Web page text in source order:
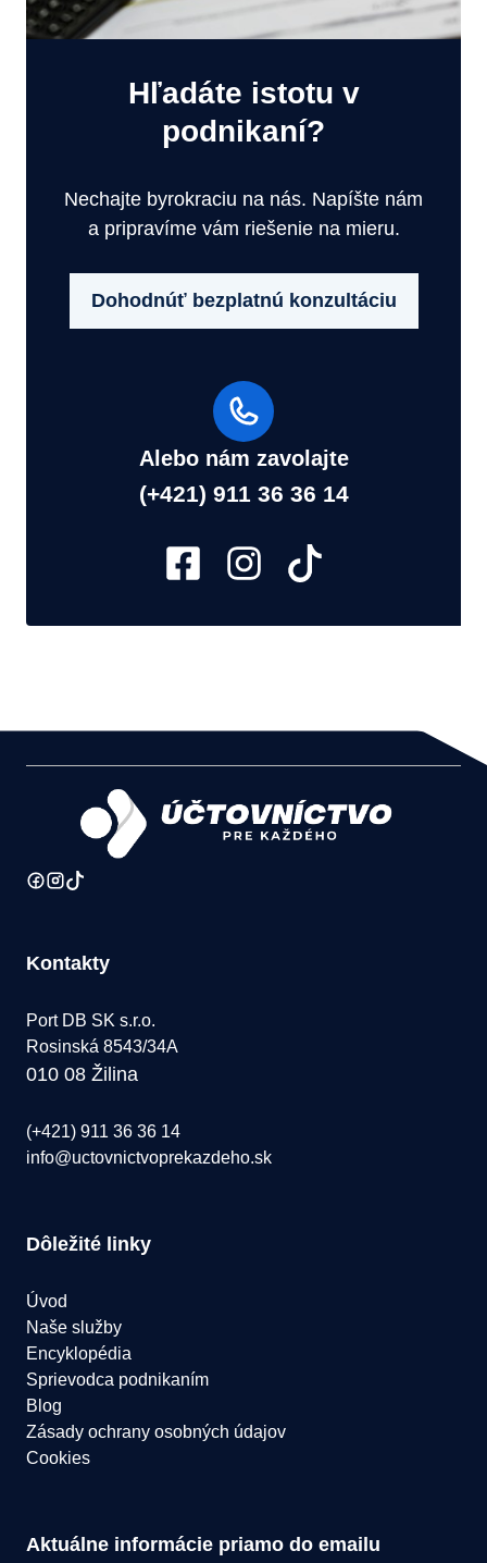
Hľadáte istotu v
podnikaní?
Nechajte byrokraciu na nás. Napíšte nám
a pripravíme vám riešenie na mieru.
Dohodnúť bezplatnú konzultáciu
Alebo nám zavolajte
(+421) 911 36 36 14
Kontakty
Port DB SK s.r.o.
Rosinská 8543/34A
010 08 Žilina
(+421) 911 36 36 14
info@uctovnictvoprekazdeho.sk
Dôležité linky
Úvod
Naše služby
Encyklopédia
Sprievodca podnikaním
Blog
Zásady ochrany osobných údajov
Cookies
Aktuálne informácie priamo do emailu